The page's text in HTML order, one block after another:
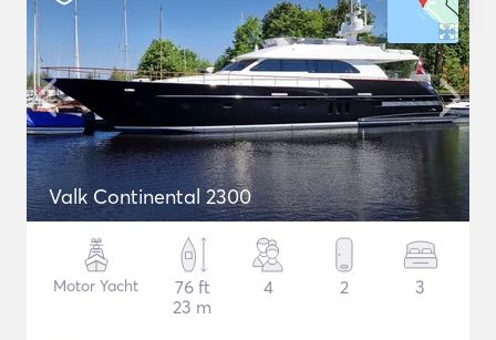
Valk Continental 2300
Motor Yacht
76 ft
23 m
4 2 3